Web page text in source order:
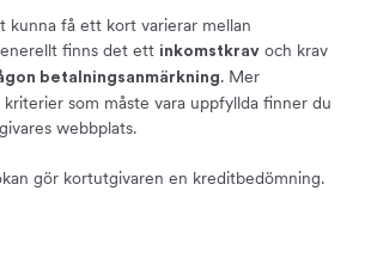
kunna få ett kort varierar mellan
finns det ett inkomstkrav och krav
betalningsanmärkning. Mer
som måste vara uppfyllda finner du
webbplats.
gör kortutgivaren en kreditbedömning.